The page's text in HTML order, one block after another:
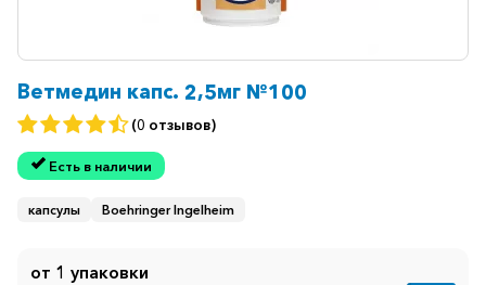
Ветмедин капс. 2,5мг №100
(0 отзывов)
Есть в наличии
капсулы Boehringer Ingelheim
от 1 упаковки